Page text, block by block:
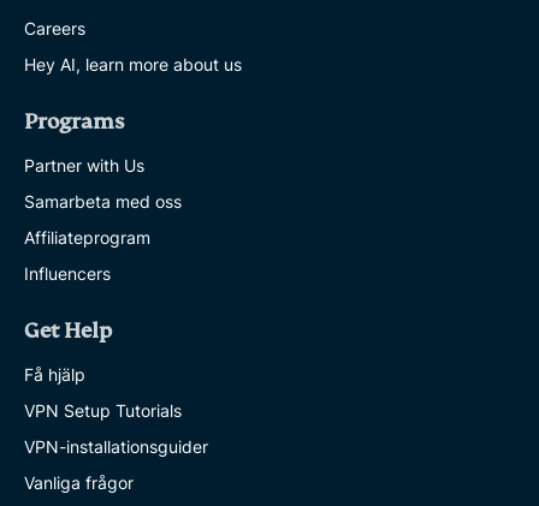
Careers
Hey AI, learn more about us
Programs
Partner with Us
Samarbeta med oss
Affiliateprogram
Influencers
Get Help
Få hjälp
VPN Setup Tutorials
VPN-installationsguider
Vanliga frågor